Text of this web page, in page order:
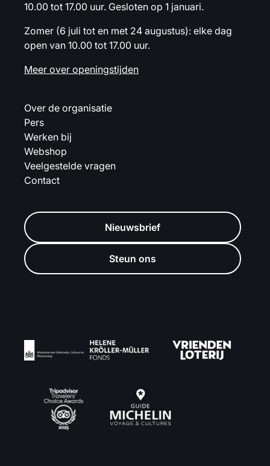
10.00 tot 17.00 uur. Gesloten op 1 januari.
Zomer (6 juli tot en met 24 augustus): elke dag
open van 10.00 tot 17.00 uur.
Meer over openingstijden
Over de organisatie
Pers
Werken bij
Webshop
Veelgestelde vragen
Contact
Nieuwsbrief
Steun ons